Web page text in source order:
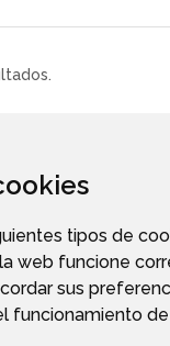
tipos de
web funcione
sus
funcionamiento